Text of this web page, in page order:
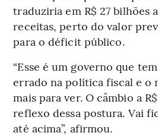
traduziria em R$ 27 bilhões
receitas, perto do valor
para o déficit público.
“Esse é um governo que
errado na política fiscal e o
mais para ver. O câmbio a
reflexo dessa postura. Vai
até acima”, afirmou.